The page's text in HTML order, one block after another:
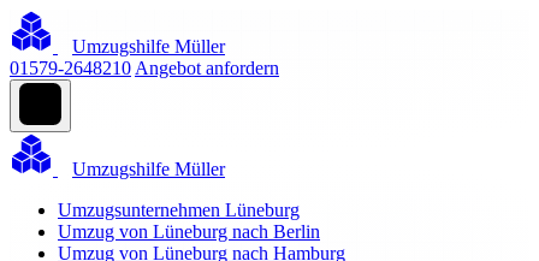
Umzugshilfe Müller
01579-2648210 Angebot anfordern
Umzugshilfe Müller
Umzugsunternehmen Lüneburg
Umzug von Lüneburg nach Berlin
Umzug von Lüneburg nach Hamburg